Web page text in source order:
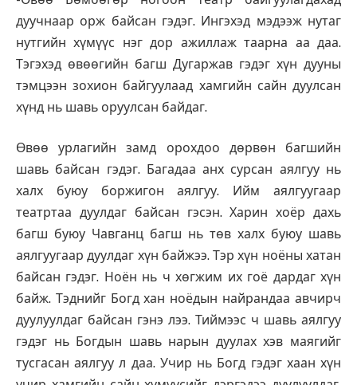
дуучнаар орж байсан гэдэг. Ингэхэд мэдээж нутаг
нутгийн хүмүүс нэг дор ажиллаж таарна аа даа.
Тэгэхэд өвөөгийн багш Дугаржав гэдэг хүн дууны
тэмцээн зохион байгуулаад хамгийн сайн дуулсан
хүнд нь шавь оруулсан байдаг.
Өвөө урлагийн замд орохдоо дөрвөн багшийн
шавь байсан гэдэг. Багадаа анх сурсан аялгуу нь
халх буюу боржигон аялгуу. Ийм аялгуугаар
театртаа дуулдаг байсан гэсэн. Харин хоёр дахь
багш буюу Чавганц багш нь төв халх буюу шавь
аялгуугаар дуулдаг хүн байжээ. Тэр хүн ноёны хатан
байсан гэдэг. Ноён нь ч хөгжим их гоё дардаг хүн
байж. Тэднийг Богд хан ноёдын найрандаа авчирч
дуулуулдаг байсан гэнэ лээ. Тиймээс ч шавь аялгуу
гэдэг нь Богдын шавь нарын дуулах хэв маягийг
тусгасан аялгуу л даа. Учир нь Богд гэдэг хаан хүн